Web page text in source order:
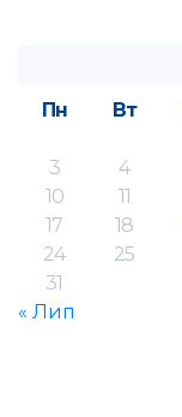
Пн
Вт
3
4
10
11
17
18
24
25
31
« Лип